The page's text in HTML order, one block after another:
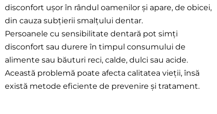
disconfort ușor în rândul oamenilor și apare, de obicei,
din cauza subțierii smalțului dentar.
Persoanele cu sensibilitate dentară pot simți
disconfort sau durere în timpul consumului de
alimente sau băuturi reci, calde, dulci sau acide.
Această problemă poate afecta calitatea vieții, însă
există metode eficiente de prevenire și tratament.